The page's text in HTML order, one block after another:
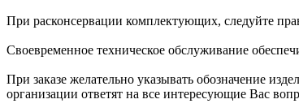
При расконсервации комплектующих, следуйте
Своевременное техническое обслуживание
При заказе желательно указывать обозначение
организации ответят на все интересующие Вас